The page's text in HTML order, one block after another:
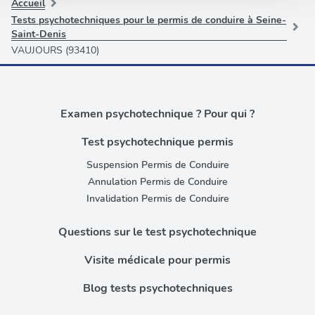
notre site avec nos partenaires de médias sociaux, de
publicité et d'analyse, qui peuvent combiner celles-ci
avec d'autres informations que vous leur avez fournies
ou qu'ils ont collectées lors de votre utilisation de leurs
Accueil
Tests psychotechniques pour le permis de conduire à Seine-
Saint-Denis
VAUJOURS (93410)
Examen psychotechnique ? Pour qui ?
Test psychotechnique permis
Suspension Permis de Conduire
Annulation Permis de Conduire
Invalidation Permis de Conduire
Questions sur le test psychotechnique
Visite médicale pour permis
Blog tests psychotechniques